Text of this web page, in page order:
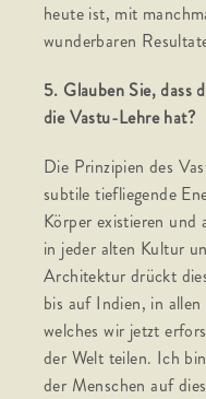
heute ist, mit
wunderbaren
5. Glauben Sie, dass
die Vastu-Lehre hat?
Die Prinzipien des
subtile tiefliegende
Körper existieren und
in jeder alten Kultur
Architektur drückt
bis auf Indien, in
welches wir jetzt
der Welt teilen. Ich
der Menschen auf